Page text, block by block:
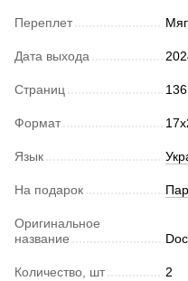
Переплет
Дата выхода
Страниц 136
Формат
Язык
На подарок
Оригинальное
название
Количество, шт 2